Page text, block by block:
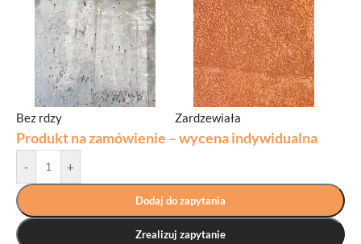
Bez rdzy Zardzewiała
Produkt na zamówienie – wycena indywidualna
- +
Dodaj do zapytania
Zrealizuj zapytanie